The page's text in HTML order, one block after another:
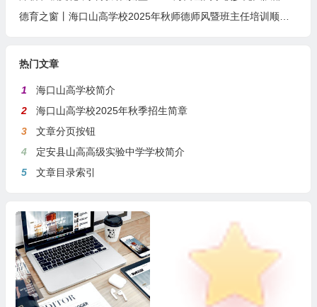
德育之窗丨海口山高学校2025年秋师德师风暨班主任培训顺利开展
热门文章
1
海口山高学校简介
2
海口山高学校2025年秋季招生简章
3
文章分页按钮
4
定安县山高高级实验中学学校简介
5
文章目录索引